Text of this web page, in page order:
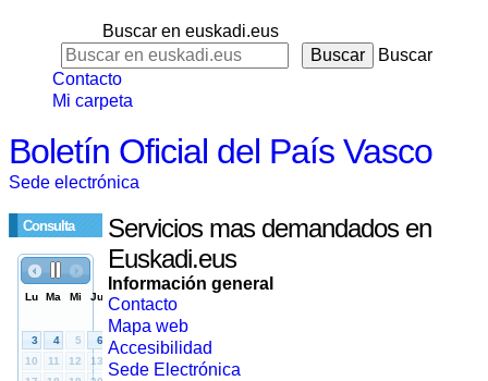
Buscar en euskadi.eus
Buscar
Contacto
Mi carpeta
Boletín Oficial del País Vasco
Sede electrónica
Consulta
Servicios mas demandados en
Euskadi.eus
Información general
Contacto
Mapa web
Accesibilidad
Sede Electrónica